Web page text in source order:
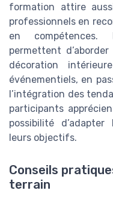
formation attire
professionnels en
en compétences.
permettent
décoration
événementiels, en
l’intégration des
participants
possibilité
leurs objectifs.
Conseils
terrain